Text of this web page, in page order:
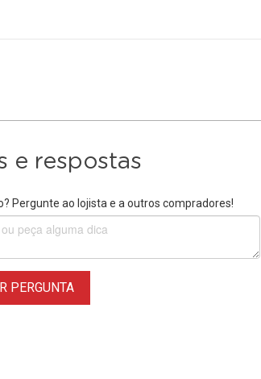
e respostas
Pergunte ao lojista e a outros compradores!
PERGUNTA